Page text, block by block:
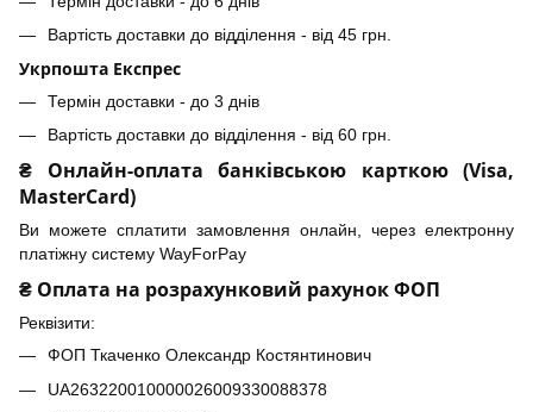
Вартість доставки до відділення - від 45 грн.
Укрпошта Експрес
Термін доставки - до 3 днів
Вартість доставки до відділення - від 60 грн.
₴ Онлайн-оплата банківською карткою (Visa,
MasterCard)
Ви можете сплатити замовлення онлайн, через електронну
платіжну систему WayForPay
₴ Оплата на розрахунковий рахунок ФОП
Реквізити:
ФОП Ткаченко Олександр Костянтинович
UA263220010000026009330088378